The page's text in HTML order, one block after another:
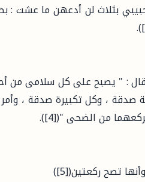
بثلاث لن أدعهن ما عشت :
قال : " يصبح على كل سلامى من
، وكل تكبيرة صدقة ،
من الضحى "([4]).
تصح ركعتين([5])